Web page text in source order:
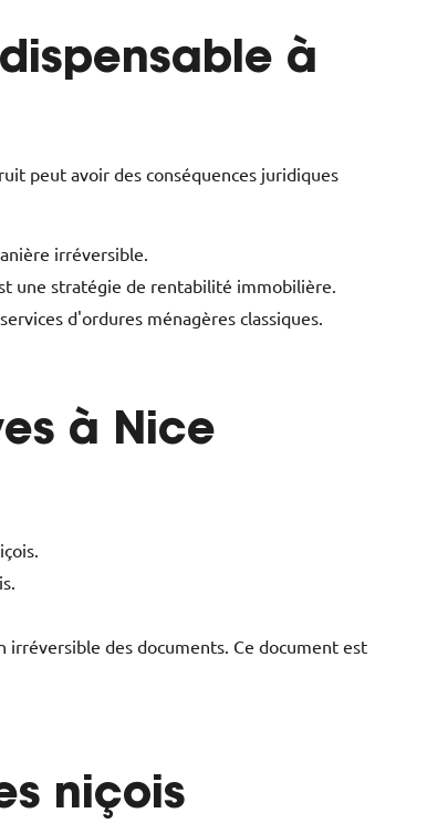
à
peut avoir des conséquences juridiques
irréversible.
une stratégie de rentabilité immobilière.
d'ordures ménagères classiques.
à Nice
des documents. Ce document est
niçois